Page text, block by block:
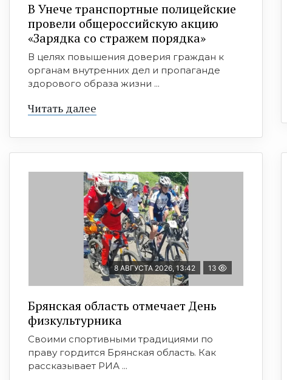
В Унече транспортные полицейские
провели общероссийскую акцию
«Зарядка со стражем порядка»
В целях повышения доверия граждан к
органам внутренних дел и пропаганде
здорового образа жизни ...
Читать далее
8 АВГУСТА 2026, 13:42 13
Брянская область отмечает День
физкультурника
Своими спортивными традициями по
праву гордится Брянская область. Как
рассказывает РИА ...